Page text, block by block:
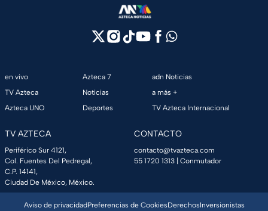
en vivo
TV Azteca
Azteca UNO
Azteca 7
Noticias
Deportes
adn Noticias
a más +
TV Azteca Internacional
TV AZTECA
Periférico Sur 4121,
Col. Fuentes Del Pedregal,
C.P. 14141,
Ciudad De México, México.
CONTACTO
contacto@tvazteca.com
55 1720 1313 | Conmutador
Aviso de privacidadPreferencias de CookiesDerechosInversionistas